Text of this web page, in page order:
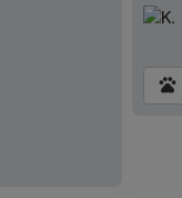
pets